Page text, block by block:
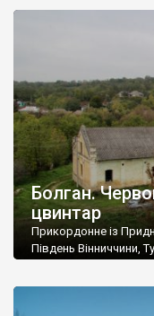
Болган.
цвинтар
Прикордонне із
Південь Вінниччини,
старовинний цвинтар